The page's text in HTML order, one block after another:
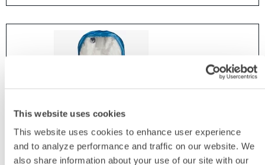
This website uses cookies
This website uses cookies to enhance user experience
and to analyze performance and traffic on our website. We
also share information about your use of our site with our